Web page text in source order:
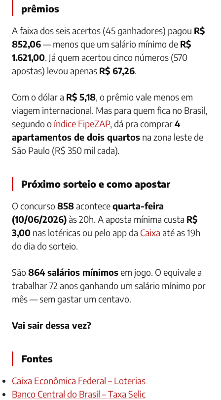
prêmios
A faixa dos seis acertos (45 ganhadores) pagou R$
852,06— menos que um salário mínimo de R$
1.621,00. Já quem acertou cinco números (570
apostas) levou apenas R$ 67,26.
Com o dólar a R$ 5,18, o prêmio vale menos em
viagem internacional. Mas para quem fica no Brasil,
segundo o índice FipeZAP, dá pra comprar4
apartamentos de dois quartos na zona leste de
São Paulo (R$ 350 mil cada).
Próximo sorteio e como apostar
O concurso858acontecequarta-feira
(10/06/2026)às 20h. A aposta mínima custa R$
3,00 nas lotéricas ou pelo app da Caixa até as 19h
do dia do sorteio.
São864 salários mínimosem jogo. O equivale a
trabalhar 72 anos ganhando um salário mínimo por
mês — sem gastar um centavo.
Vai sair dessa vez?
Fontes
Caixa Econômica Federal – Loterias
Banco Central do Brasil – Taxa Selic